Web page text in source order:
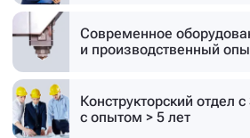
Современное
и производственный
Конструкторский отдел
с опытом > 5 лет